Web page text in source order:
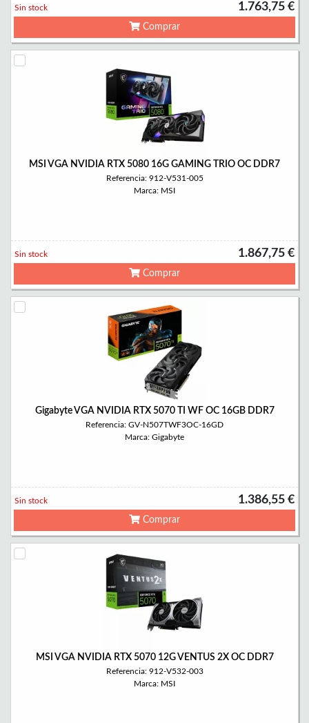
1.763,75 €
Sin stock
Comprar
MSI VGA NVIDIA RTX 5080 16G GAMING TRIO OC DDR7
Referencia: 912-V531-005
Marca: MSI
1.867,75 €
Sin stock
Comprar
Gigabyte VGA NVIDIA RTX 5070 TI WF OC 16GB DDR7
Referencia: GV-N507TWF3OC-16GD
Marca: Gigabyte
1.386,55 €
Sin stock
Comprar
MSI VGA NVIDIA RTX 5070 12G VENTUS 2X OC DDR7
Referencia: 912-V532-003
Marca: MSI